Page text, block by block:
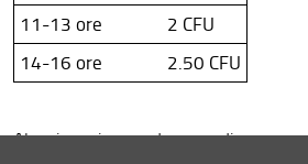
11-13 ore
2 CFU
14-16 ore
2.50 CFU
Alcuni corsi prevedono un diverso